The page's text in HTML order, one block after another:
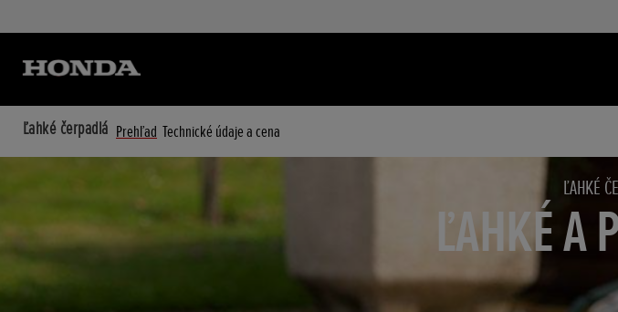
Ľahké čerpadlá Prehľad Technické údaje a cena
ĽAHKÉ
ĽAHKÉ A